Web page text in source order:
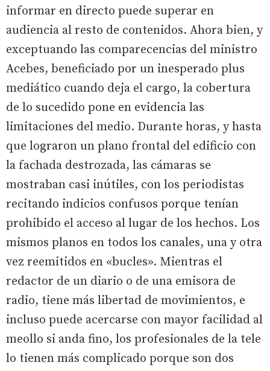
informar en directo puede superar en
audiencia al resto de contenidos. Ahora bien, y
exceptuando las comparecencias del ministro
Acebes, beneficiado por un inesperado plus
mediático cuando deja el cargo, la cobertura
de lo sucedido pone en evidencia las
limitaciones del medio. Durante horas, y hasta
que lograron un plano frontal del edificio con
la fachada destrozada, las cámaras se
mostraban casi inútiles, con los periodistas
recitando indicios confusos porque tenían
prohibido el acceso al lugar de los hechos. Los
mismos planos en todos los canales, una y otra
vez reemitidos en «bucles». Mientras el
redactor de un diario o de una emisora de
radio, tiene más libertad de movimientos, e
incluso puede acercarse con mayor facilidad al
meollo si anda fino, los profesionales de la tele
lo tienen más complicado porque son dos